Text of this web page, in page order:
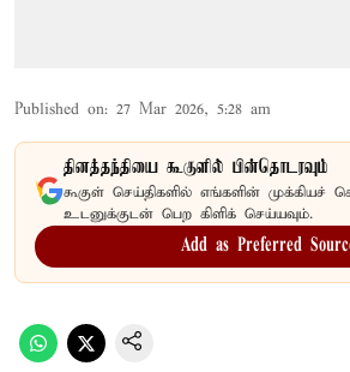
Published on: 27 Mar 2026, 5:28 am
தினத்தந்தியை கூகுளில் பின்தொடரவும்
கூகுள் செய்திகளில் எங்களின் முக்கியச்
உடனுக்குடன் பெற கிளிக் செய்யவும்.
Add as Preferred